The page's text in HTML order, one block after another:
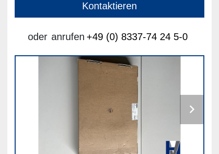
Kontaktieren
oder anrufen +49 (0) 8337-74 24 5-0